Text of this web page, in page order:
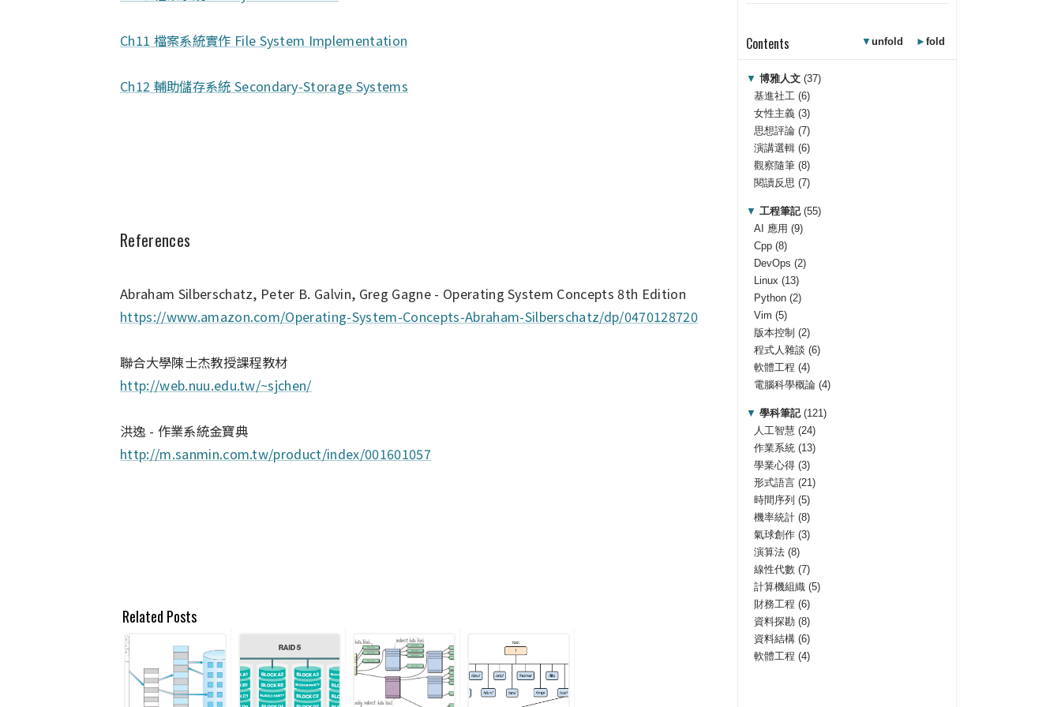
Ch11 檔案系統實作 File System Implementation
Ch12 輔助儲存系統 Secondary-Storage Systems
References
Abraham Silberschatz, Peter B. Galvin, Greg Gagne - Operating System Concepts 8th Edition
https://www.amazon.com/Operating-System-Concepts-Abraham-Silberschatz/dp/0470128720
聯合大學陳士杰教授課程教材
http://web.nuu.edu.tw/~sjchen/
洪逸 - 作業系統金寶典
http://m.sanmin.com.tw/product/index/001601057
Related Posts
▼ unfold ► fold
Contents
▼ 博雅人文 (37)
基進社工 (6)
女性主義 (3)
思想評論 (7)
演講選輯 (6)
觀察隨筆 (8)
閱讀反思 (7)
▼ 工程筆記 (55)
AI 應用 (9)
Cpp (8)
DevOps (2)
Linux (13)
Python (2)
Vim (5)
版本控制 (2)
程式人雜談 (6)
軟體工程 (4)
電腦科學概論 (4)
▼ 學科筆記 (121)
人工智慧 (24)
作業系統 (13)
學業心得 (3)
形式語言 (21)
時間序列 (5)
機率統計 (8)
氣球創作 (3)
演算法 (8)
線性代數 (7)
計算機組織 (5)
財務工程 (6)
資料探勘 (8)
資料結構 (6)
軟體工程 (4)